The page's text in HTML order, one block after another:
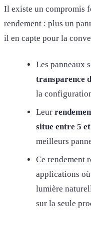
Il existe un compromis
rendement : plus un
il en capte pour la
Les panneaux
transparence
la
Leur
situe entre 5
meilleurs
Ce rendement
applications
lumière
sur la seule